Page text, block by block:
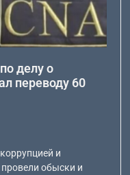
делу о
переводу 60
и
обыски и